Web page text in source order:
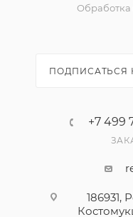
Обработка
ПОДПИСАТЬСЯ
+7 499
186931,